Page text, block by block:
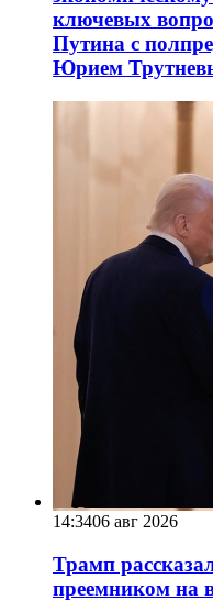
ключевых
Путина с
Юрием
14:3406 авг 2026
Трамп
преемником на